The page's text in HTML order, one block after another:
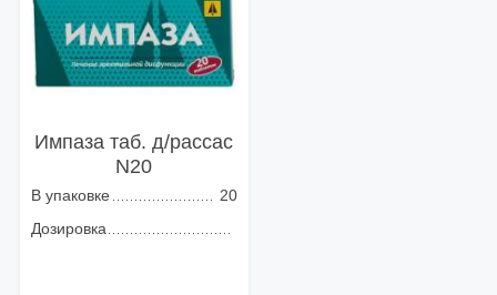
Импаза таб. д/рассас
N20
В упаковке
20
Дозировка